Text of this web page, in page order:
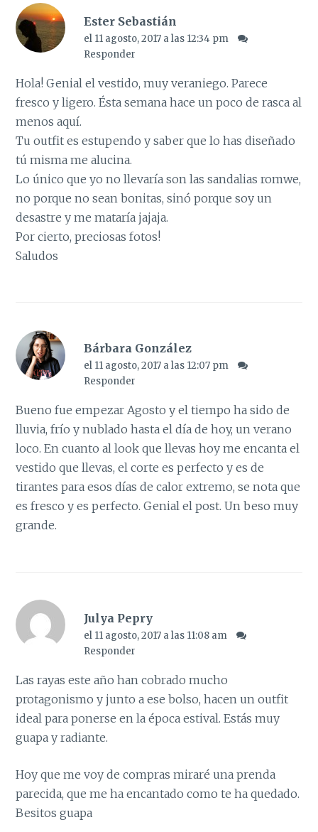
Ester Sebastián
el 11 agosto, 2017 a las 12:34 pm
Responder
Hola! Genial el vestido, muy veraniego. Parece
fresco y ligero. Ésta semana hace un poco de rasca al
menos aquí.
Tu outfit es estupendo y saber que lo has diseñado
tú misma me alucina.
Lo único que yo no llevaría son las sandalias romwe,
no porque no sean bonitas, sinó porque soy un
desastre y me mataría jajaja.
Por cierto, preciosas fotos!
Saludos
Bárbara González
el 11 agosto, 2017 a las 12:07 pm
Responder
Bueno fue empezar Agosto y el tiempo ha sido de
lluvia, frío y nublado hasta el día de hoy, un verano
loco. En cuanto al look que llevas hoy me encanta el
vestido que llevas, el corte es perfecto y es de
tirantes para esos días de calor extremo, se nota que
es fresco y es perfecto. Genial el post. Un beso muy
grande.
Julya Pepry
el 11 agosto, 2017 a las 11:08 am
Responder
Las rayas este año han cobrado mucho
protagonismo y junto a ese bolso, hacen un outfit
ideal para ponerse en la época estival. Estás muy
guapa y radiante.
Hoy que me voy de compras miraré una prenda
parecida, que me ha encantado como te ha quedado.
Besitos guapa